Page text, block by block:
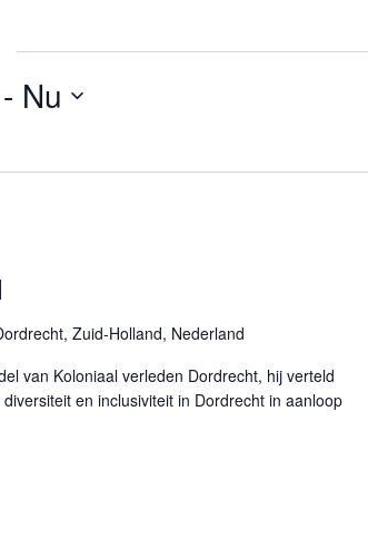
- Nu
Zuid-Holland, Nederland
van Koloniaal verleden Dordrecht, hij verteld
en inclusiviteit in Dordrecht in aanloop